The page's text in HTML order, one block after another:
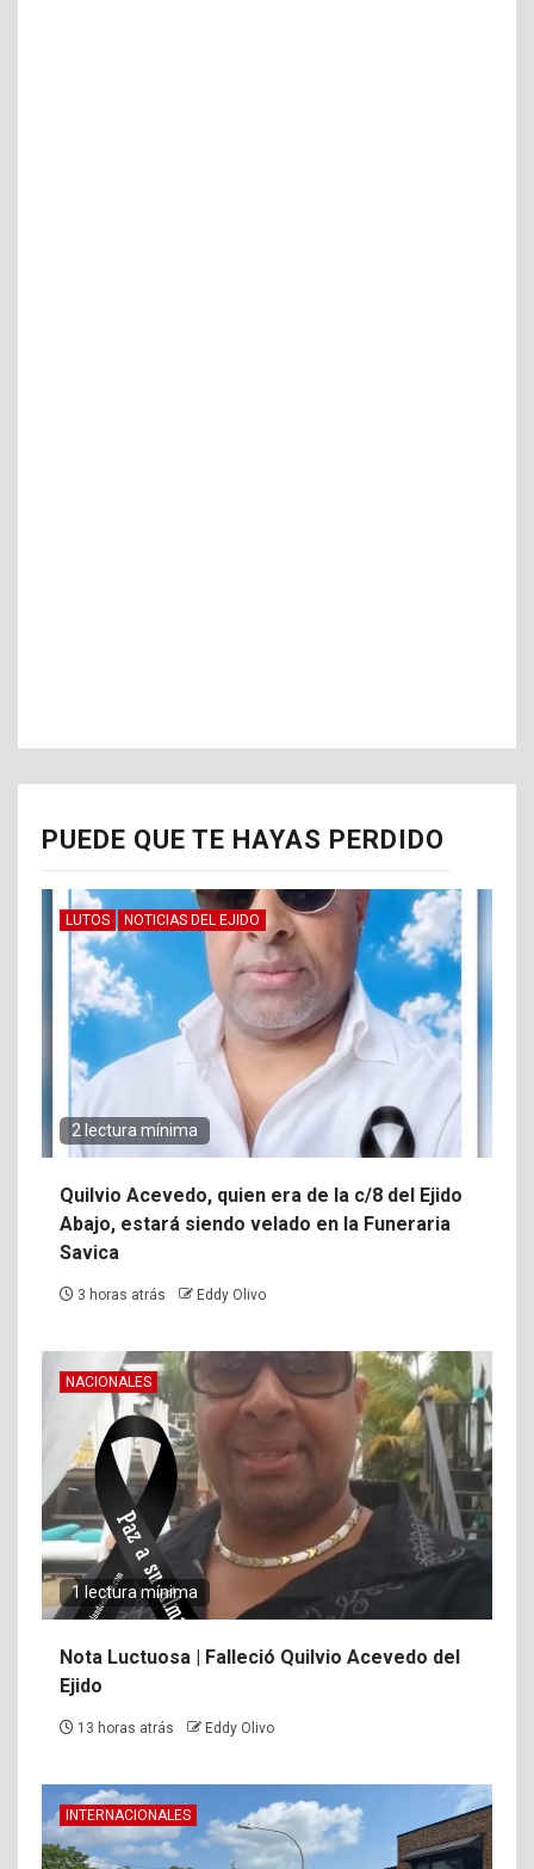
PUEDE QUE TE HAYAS PERDIDO
LUTOS NOTICIAS DEL EJIDO
2 lectura mínima
Quilvio Acevedo, quien era de la c/8 del Ejido
Abajo, estará siendo velado en la Funeraria
Savica
3 horas atrás Eddy Olivo
NACIONALES
1 lectura mínima
Nota Luctuosa | Falleció Quilvio Acevedo del
Ejido
13 horas atrás Eddy Olivo
INTERNACIONALES